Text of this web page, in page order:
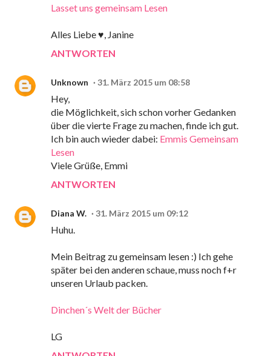
Lasset uns gemeinsam Lesen
Alles Liebe ♥, Janine
ANTWORTEN
Unknown 31. März 2015 um 08:58
Hey,
die Möglichkeit, sich schon vorher Gedanken
über die vierte Frage zu machen, finde ich gut.
Ich bin auch wieder dabei: Emmis Gemeinsam
Lesen
Viele Grüße, Emmi
ANTWORTEN
Diana W. 31. März 2015 um 09:12
Huhu.
Mein Beitrag zu gemeinsam lesen :) Ich gehe
später bei den anderen schaue, muss noch f+r
unseren Urlaub packen.
Dinchen´s Welt der Bücher
LG